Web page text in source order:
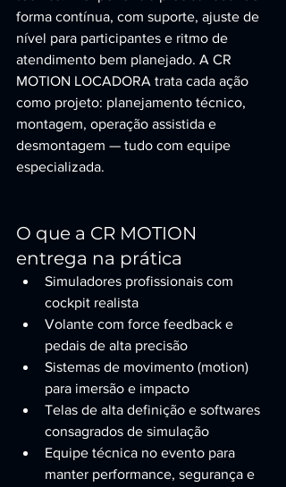
forma contínua, com suporte, ajuste de
nível para participantes e ritmo de
atendimento bem planejado. A CR
MOTION LOCADORA trata cada ação
como projeto: planejamento técnico,
montagem, operação assistida e
desmontagem — tudo com equipe
especializada.
O que a CR MOTION
entrega na prática
Simuladores profissionais com
cockpit realista
Volante com force feedback e
pedais de alta precisão
Sistemas de movimento (motion)
para imersão e impacto
Telas de alta definição e softwares
consagrados de simulação
Equipe técnica no evento para
manter performance, segurança e